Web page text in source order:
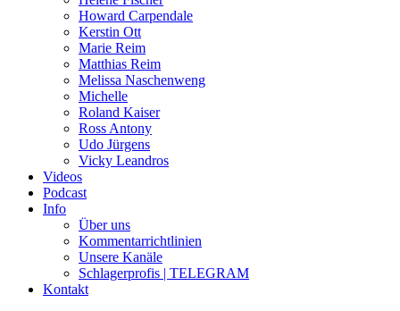
Howard Carpendale
Kerstin Ott
Marie Reim
Matthias Reim
Melissa Naschenweng
Michelle
Roland Kaiser
Ross Antony
Udo Jürgens
Vicky Leandros
Videos
Podcast
Info
Über uns
Kommentarrichtlinien
Unsere Kanäle
Schlagerprofis | TELEGRAM
Kontakt